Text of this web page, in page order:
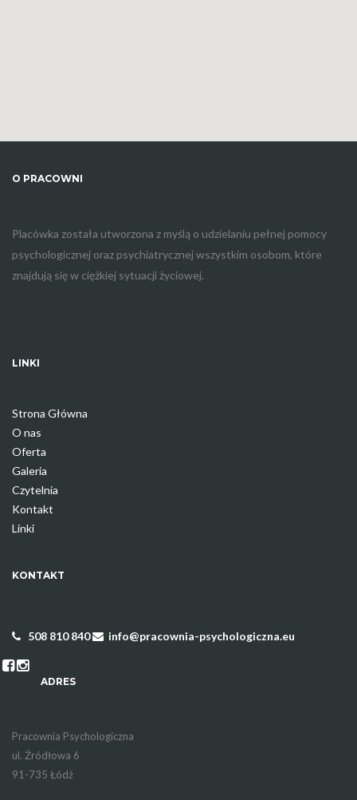
O PRACOWNI
Placówka została utworzona z myślą o udzielaniu pełnej pomocy
psychologicznej oraz psychiatrycznej wszystkim osobom, które
znajdują się w ciężkiej sytuacji życiowej.
LINKI
Strona Główna
O nas
Oferta
Galeria
Czytelnia
Kontakt
Linki
KONTAKT
508 810 840 info@pracownia-psychologiczna.eu
ADRES
Pracownia Psychologiczna
ul. Źródłowa 6
91-735 Łódź